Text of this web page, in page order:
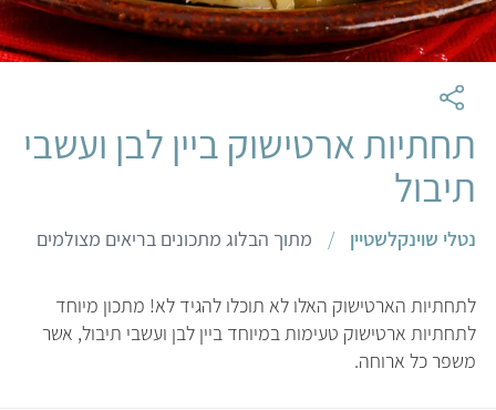
תחתיות ארטישוק ביין לבן ועשבי
תיבול
נטלי שוינקלשטיין / מתוך הבלוג מתכונים בריאים מצולמים
לתחתיות הארטישוק האלו לא תוכלו להגיד לא! מתכון מיוחד
לתחתיות ארטישוק טעימות במיוחד ביין לבן ועשבי תיבול, אשר
משפר כל ארוחה.